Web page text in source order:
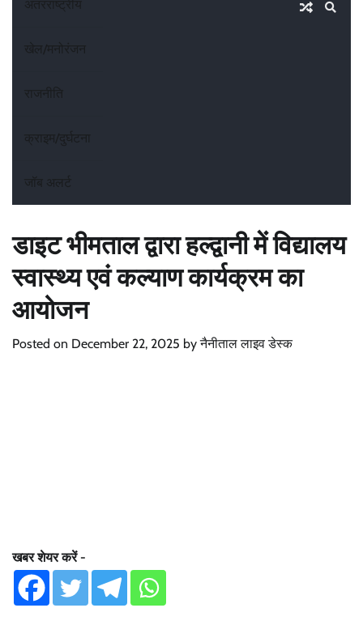
अंतरराष्ट्रीय
खेल/मनोरंजन
राजनीति
क्राइम/दुर्घटना
जॉब अलर्ट
डाइट भीमताल द्वारा हल्द्वानी में विद्यालय
स्वास्थ्य एवं कल्याण कार्यक्रम का
आयोजन
Posted on December 22, 2025 byनैनीताल लाइव डेस्क
खबर शेयर करें -